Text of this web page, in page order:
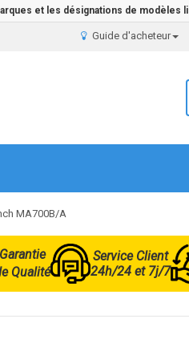
et les désignations de
Guide d'acheteur
MA700B/A
Garantie
Qualité
Service Client
24h/24 et 7j/7